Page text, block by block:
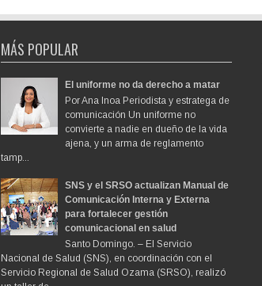
MÁS POPULAR
El uniforme no da derecho a matar
Por Ana Inoa Periodista y estratega de
comunicación Un uniforme no
convierte a nadie en dueño de la vida
ajena, y un arma de reglamento
tamp...
SNS y el SRSO actualizan Manual de
Comunicación Interna y Externa
para fortalecer gestión
comunicacional en salud
Santo Domingo. – El Servicio
Nacional de Salud (SNS), en coordinación con el
Servicio Regional de Salud Ozama (SRSO), realizó